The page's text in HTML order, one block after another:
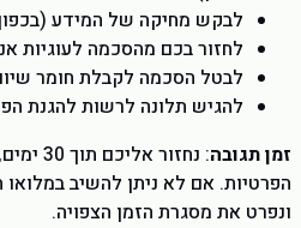
לבקש מחיקה של המידע
לחזור בכם מהסכמה לעוגיות
לבטל הסכמה לקבלת חומר
להגיש תלונה לרשות להגנת
זמן תגובה
:
הפרטיות. אם לא ניתן להשיב
ונפרט את מסגרת הזמן הצפויה.